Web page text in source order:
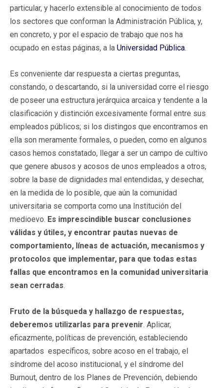
particular, y hacerlo extensible al conocimiento de todos
los sectores que conforman la Administración Pública, y,
en concreto, y por el espacio de trabajo que nos ha
ocupado en estas páginas, a la Universidad Pública.
Es conveniente dar respuesta a ciertas preguntas,
constando, o descartando, si la universidad corre el riesgo
de poseer una estructura jerárquica arcaica y tendente a la
clasificación y distinción excesivamente formal entre sus
empleados públicos; si los distingos que encontramos en
ella son meramente formales, o pueden, como en algunos
casos hemos constatado, llegar a ser un campo de cultivo
que genere abusos y acosos de unos empleados a otros,
sobre la base de dignidades mal entendidas, y desechar,
en la medida de lo posible, que aún la comunidad
universitaria se comporta como una Institución del
medioevo. Es imprescindible buscar conclusiones
válidas y útiles, y encontrar pautas nuevas de
comportamiento, líneas de actuación, mecanismos y
protocolos que implementar, para que todas estas
fallas que encontramos en la comunidad universitaria
sean cerradas.
Fruto de la búsqueda y hallazgo de respuestas,
deberemos utilizarlas para prevenir. Aplicar,
eficazmente, políticas de prevención, estableciendo
apartados específicos, sobre acoso en el trabajo, el
síndrome del acoso institucional, y el síndrome del
Burnout, dentro de los Planes de Prevención, debiendo